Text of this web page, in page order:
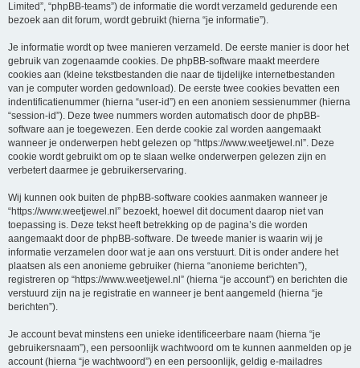
Limited”, “phpBB-teams”) de informatie die wordt verzameld gedurende een
bezoek aan dit forum, wordt gebruikt (hierna “je informatie”).
Je informatie wordt op twee manieren verzameld. De eerste manier is door het
gebruik van zogenaamde cookies. De phpBB-software maakt meerdere
cookies aan (kleine tekstbestanden die naar de tijdelijke internetbestanden
van je computer worden gedownload). De eerste twee cookies bevatten een
indentificatienummer (hierna “user-id”) en een anoniem sessienummer (hierna
“session-id”). Deze twee nummers worden automatisch door de phpBB-
software aan je toegewezen. Een derde cookie zal worden aangemaakt
wanneer je onderwerpen hebt gelezen op “https://www.weetjewel.nl”. Deze
cookie wordt gebruikt om op te slaan welke onderwerpen gelezen zijn en
verbetert daarmee je gebruikerservaring.
Wij kunnen ook buiten de phpBB-software cookies aanmaken wanneer je
“https://www.weetjewel.nl” bezoekt, hoewel dit document daarop niet van
toepassing is. Deze tekst heeft betrekking op de pagina’s die worden
aangemaakt door de phpBB-software. De tweede manier is waarin wij je
informatie verzamelen door wat je aan ons verstuurt. Dit is onder andere het
plaatsen als een anonieme gebruiker (hierna “anonieme berichten”),
registreren op “https://www.weetjewel.nl” (hierna “je account”) en berichten die
verstuurd zijn na je registratie en wanneer je bent aangemeld (hierna “je
berichten”).
Je account bevat minstens een unieke identificeerbare naam (hierna “je
gebruikersnaam”), een persoonlijk wachtwoord om te kunnen aanmelden op je
account (hierna “je wachtwoord”) en een persoonlijk, geldig e-mailadres